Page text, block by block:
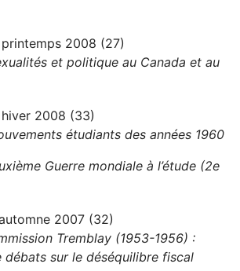
2008 (27)
et politique au Canada et au
2008 (33)
étudiants des années 1960
Guerre mondiale à l’étude (2e
2007 (32)
Tremblay (1953-1956) :
débats sur le déséquilibre fiscal